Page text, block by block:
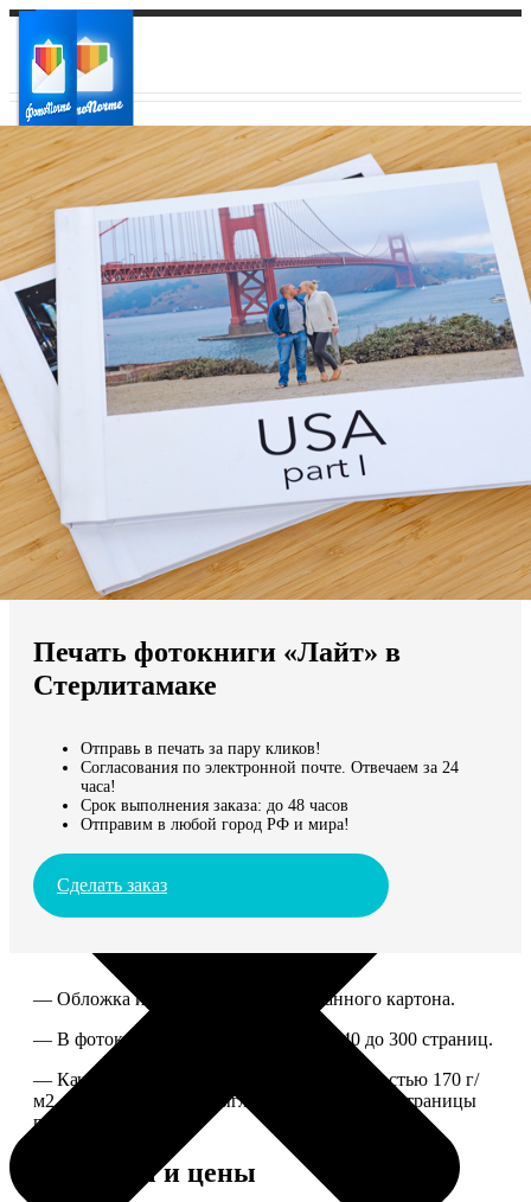
Ваш город:
Ваш регион доставки
Выберите из списка:
Мы доставляем по всему миру
Продолжить без города
Печать фотокниги «Лайт» в
Стерлитамаке
Отправь в печать за пару кликов!
Согласования по электронной почте. Отвечаем за 24
часа!
Срок выполнения заказа: до 48 часов
Отправим в любой город РФ и мира!
Сделать заказ
— Обложка из твердого ламинированного картона.
— В фотокниге можно разместить от 40 до 300 страниц.
— Качественная мелованная бумага плотностью 170 г/
м2, то есть страницы выглядят, как плотные страницы
глянцевого журнала.
Форматы и цены